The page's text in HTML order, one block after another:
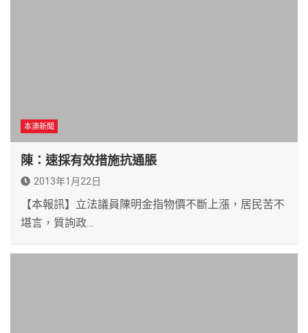
本澳新聞
陳：速採有效措施抗通脹
2013年1月22日
【本報訊】立法議員陳明金指物價不斷上漲，居民苦不
堪言，質詢政…